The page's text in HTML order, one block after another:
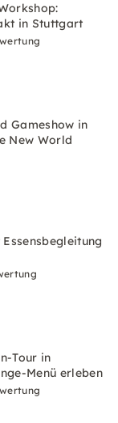
in Stuttgart
Gameshow in
New World
Tour in
Menü erleben